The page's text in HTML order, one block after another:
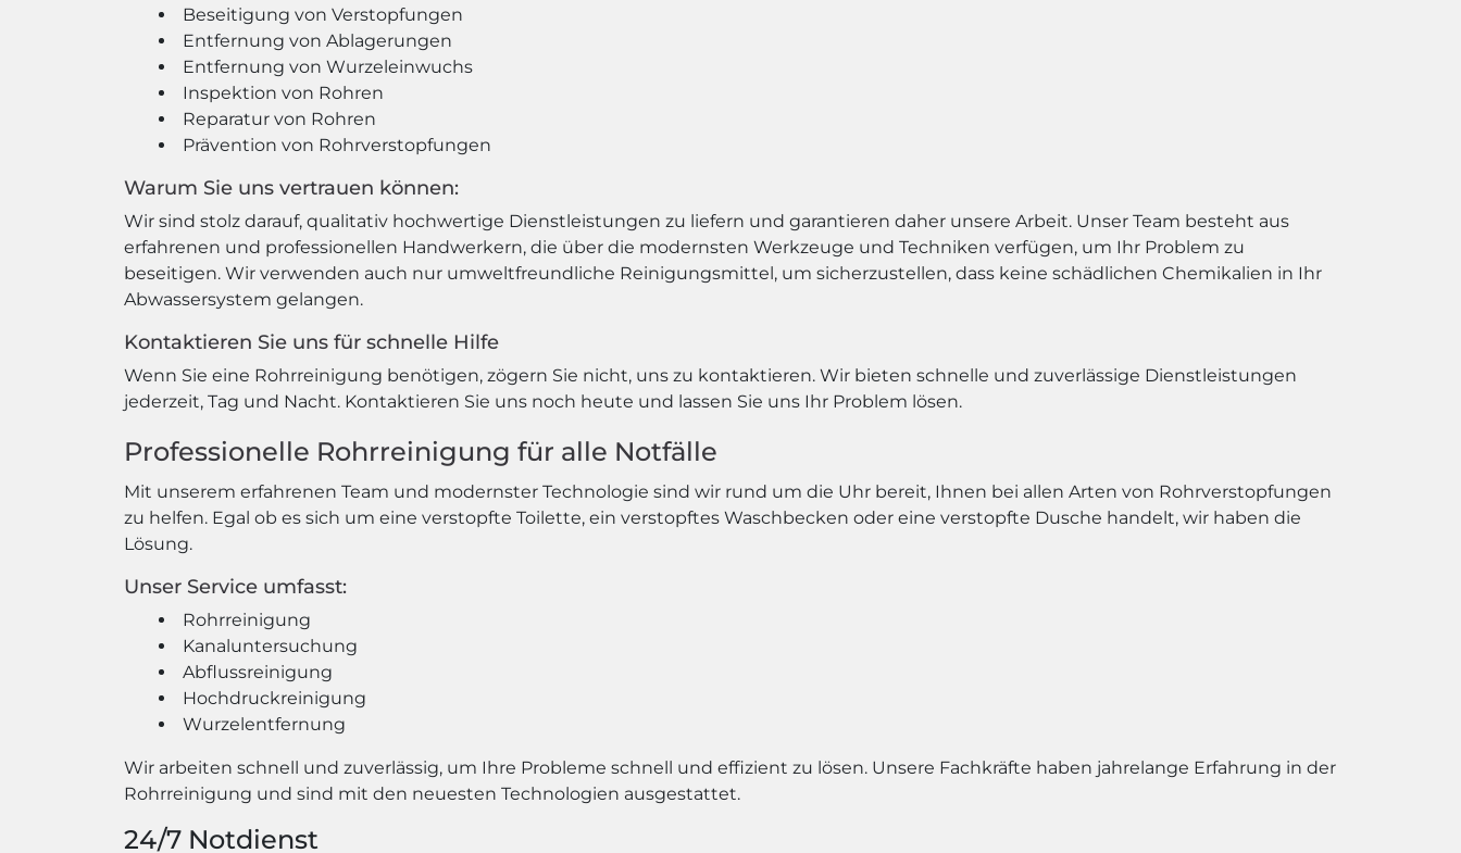
Beseitigung von Verstopfungen
Entfernung von Ablagerungen
Entfernung von Wurzeleinwuchs
Inspektion von Rohren
Reparatur von Rohren
Prävention von Rohrverstopfungen
Warum Sie uns vertrauen können:
Wir sind stolz darauf, qualitativ hochwertige Dienstleistungen zu liefern und garantieren daher unsere Arbeit. Unser Team besteht aus
erfahrenen und professionellen Handwerkern, die über die modernsten Werkzeuge und Techniken verfügen, um Ihr Problem zu
beseitigen. Wir verwenden auch nur umweltfreundliche Reinigungsmittel, um sicherzustellen, dass keine schädlichen Chemikalien in Ihr
Abwassersystem gelangen.
Kontaktieren Sie uns für schnelle Hilfe
Wenn Sie eine Rohrreinigung benötigen, zögern Sie nicht, uns zu kontaktieren. Wir bieten schnelle und zuverlässige Dienstleistungen
jederzeit, Tag und Nacht. Kontaktieren Sie uns noch heute und lassen Sie uns Ihr Problem lösen.
Professionelle Rohrreinigung für alle Notfälle
Mit unserem erfahrenen Team und modernster Technologie sind wir rund um die Uhr bereit, Ihnen bei allen Arten von Rohrverstopfungen
zu helfen. Egal ob es sich um eine verstopfte Toilette, ein verstopftes Waschbecken oder eine verstopfte Dusche handelt, wir haben die
Lösung.
Unser Service umfasst:
Rohrreinigung
Kanaluntersuchung
Abflussreinigung
Hochdruckreinigung
Wurzelentfernung
Wir arbeiten schnell und zuverlässig, um Ihre Probleme schnell und effizient zu lösen. Unsere Fachkräfte haben jahrelange Erfahrung in der
Rohrreinigung und sind mit den neuesten Technologien ausgestattet.
24/7 Notdienst